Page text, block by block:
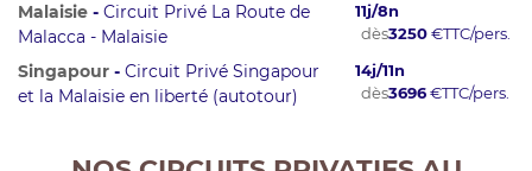
Malaisie - Circuit Privé La Route de
Malacca - Malaisie
11j/8n
dès3250€TTC/pers.
Singapour - Circuit Privé Singapour
et la Malaisie en liberté (autotour)
14j/11n
dès3696€TTC/pers.